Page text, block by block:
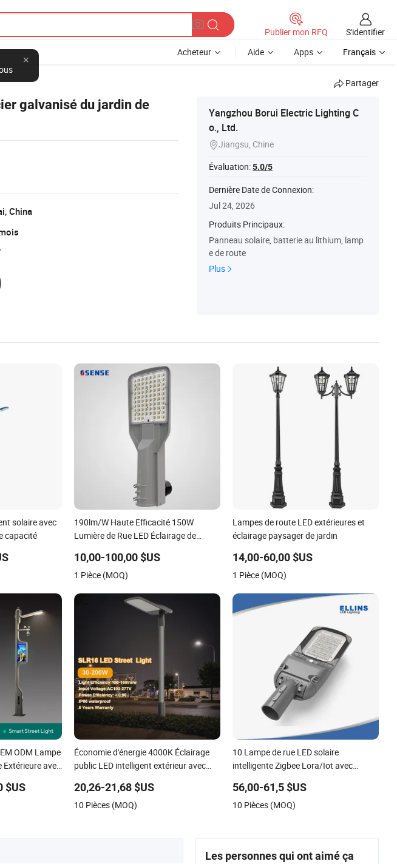
Publier mon RFQ
S'identifier
Acheteur Aide Apps Français
Partager
galvanisé du jardin de
China
Yangzhou Borui Electric Lighting C
o., Ltd.
Jiangsu, Chine
Évaluation:5.0/5
Dernière Date de Connexion:
Jul 24, 2026
Produits Principaux:
Panneau solaire, batterie au lithium, lamp
e de route
Plus
solaire avec
capacité
190lm/W Haute Efficacité 150W
Lumière de Rue LED Éclairage de
10,00-100,00 $US
1 Pièce (MOQ)
Lampes de route LED extérieures et
éclairage paysager de jardin
14,00-60,00 $US
1 Pièce (MOQ)
ODM Lampe
avec
$US
Économie d'énergie 4000K Éclairage
public LED intelligent extérieur avec
lampadaire étanche Lumière de
parking LED
20,26-21,68 $US
10 Pièces (MOQ)
10 Lampe de rue LED solaire
intelligente Zigbee Lora/Iot avec
jardin et de rue
56,00-61,5 $US
10 Pièces (MOQ)
Les personnes qui ont aimé ça